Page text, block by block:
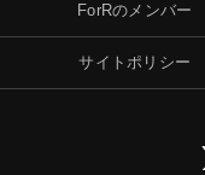
ForRのメンバー
サイトポリシー